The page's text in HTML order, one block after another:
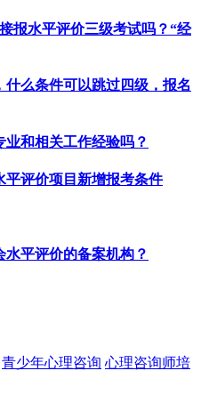
报水平评价三级考试吗？“经
么条件可以跳过四级，报名
和相关工作经验吗？
评价项目新增报考条件
平评价的备案机构？
青少年心理咨询 心理咨询师培